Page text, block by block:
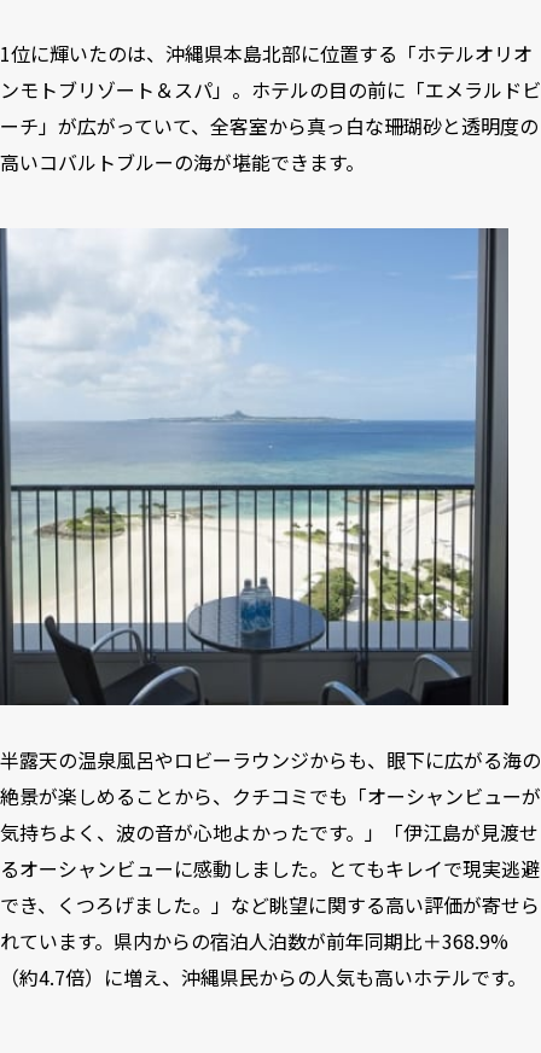
1位に輝いたのは、沖縄県本島北部に位置する「ホテルオリオ
ンモトブリゾート＆スパ」。ホテルの目の前に「エメラルドビ
ーチ」が広がっていて、全客室から真っ白な珊瑚砂と透明度の
高いコバルトブルーの海が堪能できます。
半露天の温泉風呂やロビーラウンジからも、眼下に広がる海の
絶景が楽しめることから、クチコミでも「オーシャンビューが
気持ちよく、波の音が心地よかったです。」「伊江島が見渡せ
るオーシャンビューに感動しました。とてもキレイで現実逃避
でき、くつろげました。」など眺望に関する高い評価が寄せら
れています。県内からの宿泊人泊数が前年同期比＋368.9%
（約4.7倍）に増え、沖縄県民からの人気も高いホテルです。